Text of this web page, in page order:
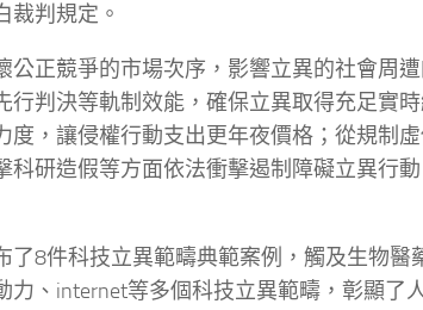
裁判規定。
公正競爭的市場次序，影響立異的社會周
行判決等軌制效能，確保立異取得充足實
度，讓侵權行動支出更年夜價格；從規制
科研造假等方面依法衝擊遏制障礙立異行
了8件科技立異範疇典範案例，觸及生物醫
力、internet等多個科技立異範疇，彰顯了